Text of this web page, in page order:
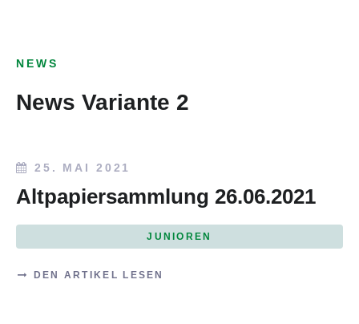
NEWS
News Variante 2
25. MAI 2021
Altpapiersammlung 26.06.2021
JUNIOREN
DEN ARTIKEL LESEN